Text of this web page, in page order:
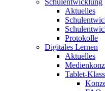
Schulentwicklung
Aktuelles
Protokolle
Digitales Lernen
Aktuelles
Tablet-